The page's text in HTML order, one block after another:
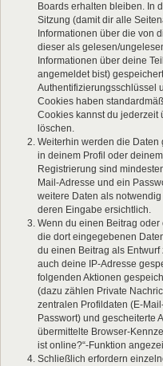
Boards erhalten bleiben. In
Sitzung (damit dir alle
Informationen über die von
dieser als gelesen/
Informationen über deine
angemeldet bist)
Authentifizierungsschlüssel
Cookies haben
Cookies kannst du jederzeit
löschen.
Weiterhin werden die
in deinem Profil oder
Registrierung sind
Mail-Adresse und ein
weitere Daten als
deren Eingabe ersichtlich.
Wenn du einen Beitrag
die dort eingegebenen
du einen Beitrag als
auch deine IP-Adresse
folgenden Aktionen
(dazu zählen Private
zentralen Profildaten (E-
Passwort) und gescheiterte
übermittelte Browser-
ist online?“-Funktion
Schließlich erfordern